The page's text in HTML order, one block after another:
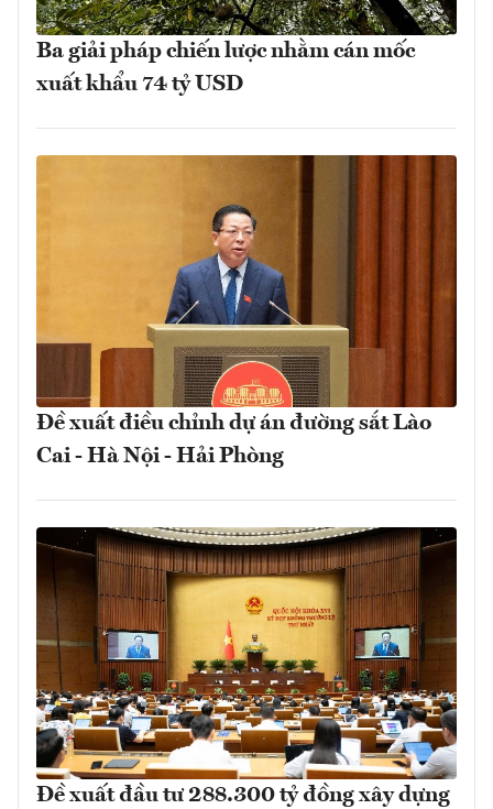
Ba giải pháp chiến lược nhằm cán mốc
xuất khẩu 74 tỷ USD
Đề xuất điều chỉnh dự án đường sắt Lào
Cai - Hà Nội - Hải Phòng
Đề xuất đầu tư 288.300 tỷ đồng xây dựng